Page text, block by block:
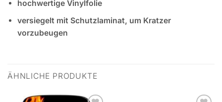
hochwertige Vinylfolie
versiegelt mit Schutzlaminat, um Kratzer
vorzubeugen
ÄHNLICHE PRODUKTE